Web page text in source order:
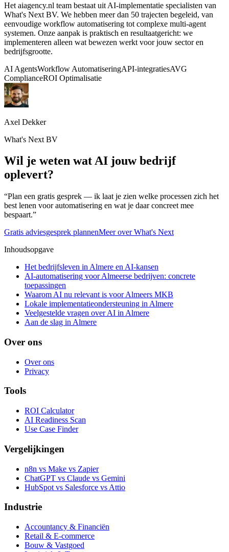
Het aiagency.nl team bestaat uit AI-implementatie specialisten van
What's Next BV. We hebben meer dan 50 trajecten begeleid, van
eenvoudige workflow automatisering tot complexe multi-agent
systemen. Onze aanpak is praktisch en resultaatgericht: we
implementeren alleen wat bewezen werkt voor jouw sector en
bedrijfsgrootte.
AI AgentsWorkflow AutomatiseringAPI-integratiesAVG
ComplianceROI Optimalisatie
Axel Dekker
What's Next BV
Wil je weten wat AI jouw bedrijf
oplevert?
“Plan een gratis gesprek — ik laat je zien welke processen zich het
best lenen voor automatisering en wat je daar concreet mee
bespaart.”
Gratis adviesgesprek plannenMeer over What's Next
Inhoudsopgave
Het bedrijfsleven in Almere en AI-kansen
AI-automatisering voor Almeerse bedrijven: concrete
toepassingen
Waarom AI nu relevant is voor Almeers MKB
Lokale implementatieondersteuning in Almere
Veelgestelde vragen over AI in Almere
Aan de slag in Almere
Over ons
Over ons
Privacy
Tools
ROI Calculator
AI Readiness Scan
Use Case Finder
Vergelijkingen
n8n vs Make vs Zapier
ChatGPT vs Claude vs Gemini
HubSpot vs Salesforce vs Attio
Industrie
Accountancy & Financiën
Retail & E-commerce
Bouw & Vastgoed